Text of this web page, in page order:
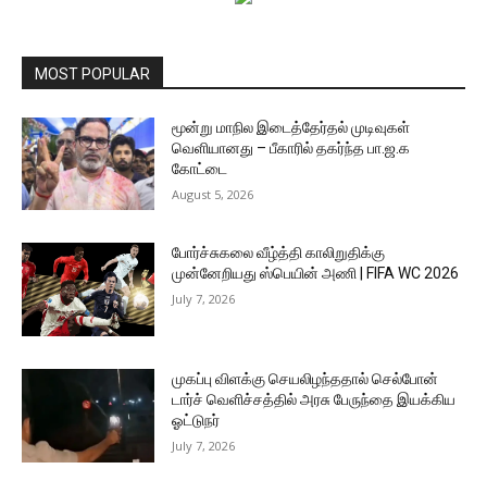
MOST POPULAR
மூன்று மாநில இடைத்தேர்தல் முடிவுகள்
வெளியானது – பீகாரில் தகர்ந்த பா.ஜ.க
கோட்டை
August 5, 2026
போர்ச்சுகலை வீழ்த்தி காலிறுதிக்கு
முன்னேறியது ஸ்பெயின் அணி | FIFA WC 2026
July 7, 2026
முகப்பு விளக்கு செயலிழந்ததால் செல்போன்
டார்ச் வெளிச்சத்தில் அரசு பேருந்தை இயக்கிய
ஓட்டுநர்
July 7, 2026